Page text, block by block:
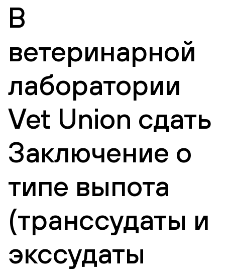
В
ветеринарной
лаборатории
Vet Union сдать
Заключение о
типе выпота
(транссудаты и
экссудаты